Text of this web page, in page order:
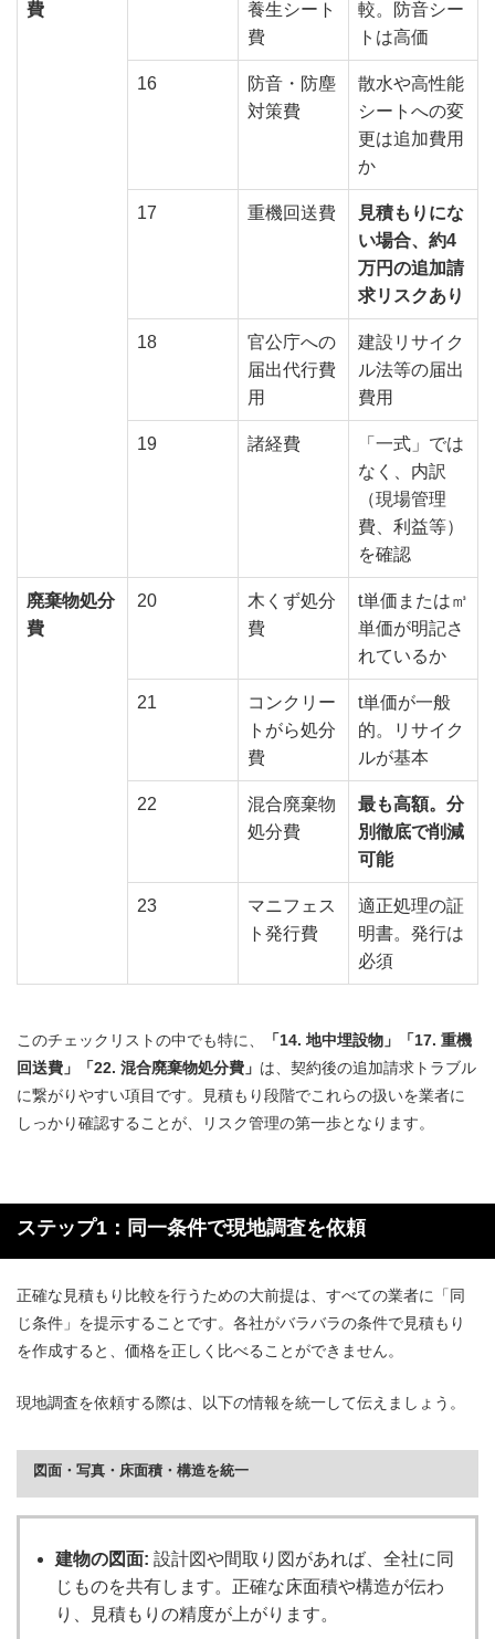
費
養生シート
費
較。防音シー
トは高価
16
防音・防塵
対策費
散水や高性能
シートへの変
更は追加費用
か
17 重機回送費
見積もりにな
い場合、約4
万円の追加請
求リスクあり
18
官公庁への
届出代行費
用
建設リサイク
ル法等の届出
費用
19 諸経費
「一式」では
なく、内訳
（現場管理
費、利益等）
を確認
廃棄物処分
費
20
木くず処分
費
t単価または㎥
単価が明記さ
れているか
21
コンクリー
トがら処分
費
t単価が一般
的。リサイク
ルが基本
22
混合廃棄物
処分費
最も高額。分
別徹底で削減
可能
23
マニフェス
ト発行費
適正処理の証
明書。発行は
必須
このチェックリストの中でも特に、
「14. 地中埋設物」「17. 重機
回送費」「22. 混合廃棄物処分費」 は、契約後の追加請求トラブル
に繋がりやすい項目です。見積もり段階でこれらの扱いを業者に
しっかり確認することが、リスク管理の第一歩となります。
ステップ1：同一条件で現地調査を依頼
正確な見積もり比較を行うための大前提は、すべての業者に「同
じ条件」を提示することです。各社がバラバラの条件で見積もり
を作成すると、価格を正しく比べることができません。
現地調査を依頼する際は、以下の情報を統一して伝えましょう。
図面・写真・床面積・構造を統一
建物の図面: 設計図や間取り図があれば、全社に同
じものを共有します。正確な床面積や構造が伝わ
り、見積もりの精度が上がります。